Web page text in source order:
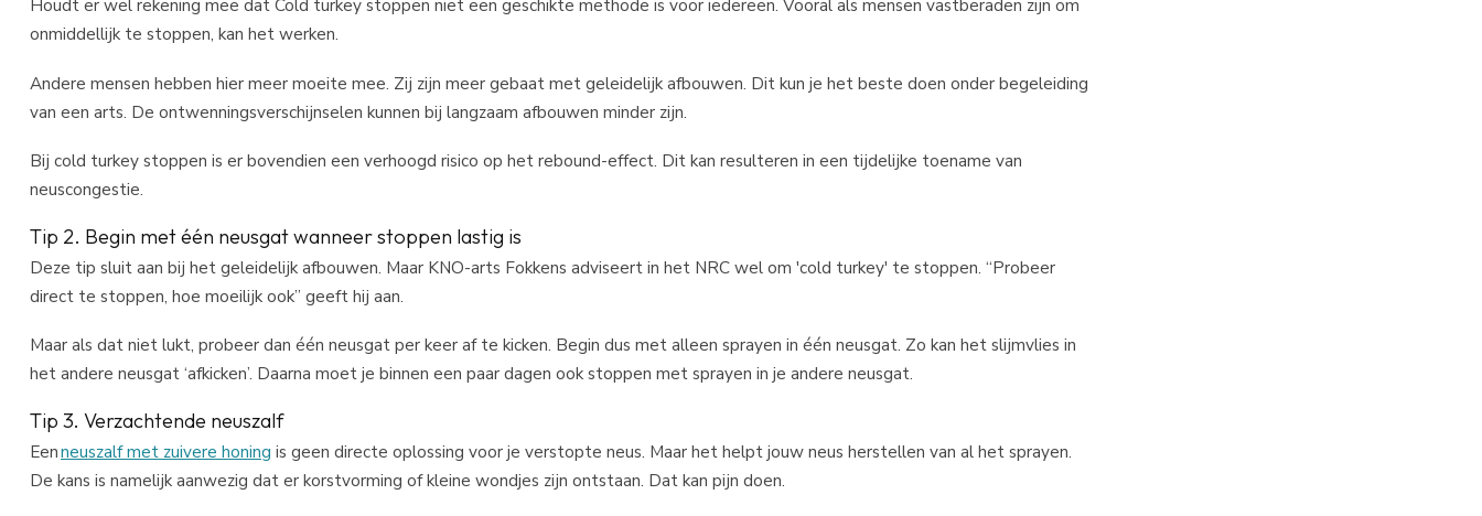
Houdt er wel rekening mee dat Cold turkey stoppen niet een geschikte methode is voor iedereen. Vooral als mensen vastberaden zijn om
onmiddellijk te stoppen, kan het werken.
Andere mensen hebben hier meer moeite mee. Zij zijn meer gebaat met geleidelijk afbouwen. Dit kun je het beste doen onder begeleiding
van een arts. De ontwenningsverschijnselen kunnen bij langzaam afbouwen minder zijn.
Bij cold turkey stoppen is er bovendien een verhoogd risico op het rebound-effect. Dit kan resulteren in een tijdelijke toename van
neuscongestie.
Tip 2. Begin met één neusgatwanneer stoppen lastig is
Deze tip sluit aan bij het geleidelijk afbouwen. Maar KNO-arts Fokkens adviseert in het NRC wel om 'cold turkey' te stoppen. “Probeer
direct te stoppen, hoe moeilijk ook” geeft hij aan.
Maar als dat niet lukt, probeer dan één neusgat per keer af te kicken. Begin dus met alleen sprayen in één neusgat. Zo kan het slijmvlies in
het andere neusgat ‘afkicken’. Daarna moet je binnen een paar dagen ook stoppen met sprayen in je andere neusgat.
Tip 3. Verzachtende neuszalf
Eenneuszalf met zuivere honing is geen directe oplossing voor je verstopte neus. Maar het helpt jouw neus herstellen van al het sprayen.
De kans is namelijk aanwezig dat er korstvorming of kleine wondjes zijn ontstaan. Dat kan pijn doen.